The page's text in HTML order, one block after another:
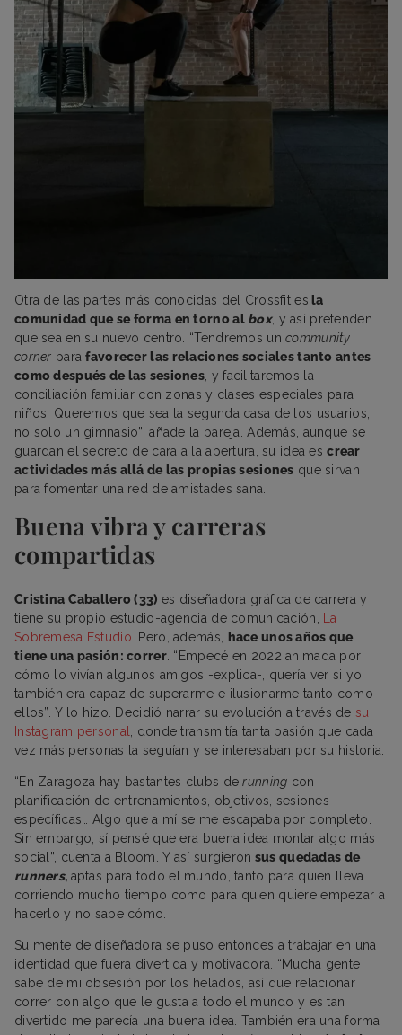
Otra de las partes más conocidas del Crossfit es la
comunidad que se forma en torno al box, y así pretenden
que sea en su nuevo centro. “Tendremos uncommunity
corner parafavorecer las relaciones sociales tanto antes
como después de las sesiones , y facilitaremos la
conciliación familiar con zonas y clases especiales para
niños. Queremos que sea la segunda casa de los usuarios,
no solo un gimnasio”, añade la pareja. Además, aunque se
guardan el secreto de cara a la apertura, su idea escrear
actividades más allá de las propias sesiones que sirvan
para fomentar una red de amistades sana.
Buena vibra y carreras
compartidas
Cristina Caballero (33) es diseñadora gráfica de carrera y
tiene su propio estudio-agencia de comunicación,
La
Sobremesa Estudio . Pero, además,
hace unos años que
tiene una pasión: correr. “Empecé en 2022 animada por
cómo lo vivían algunos amigos -explica-, quería ver si yo
también era capaz de superarme e ilusionarme tanto como
ellos”. Y lo hizo. Decidió narrar su evolución a través de su
Instagram personal
, donde transmitía tanta pasión que cada
vez más personas la seguían y se interesaban por su historia.
“En Zaragoza hay bastantes clubs derunning con
planificación de entrenamientos, objetivos, sesiones
específicas… Algo que a mí se me escapaba por completo.
Sin embargo, sí pensé que era buena idea montar algo más
social”, cuenta a Bloom. Y así surgieron sus quedadas de
runners, aptas para todo el mundo, tanto para quien lleva
corriendo mucho tiempo como para quien quiere empezar a
hacerlo y no sabe cómo.
Su mente de diseñadora se puso entonces a trabajar en una
identidad que fuera divertida y motivadora. “Mucha gente
sabe de mi obsesión por los helados, así que relacionar
correr con algo que le gusta a todo el mundo y es tan
divertido me parecía una buena idea. También era una forma